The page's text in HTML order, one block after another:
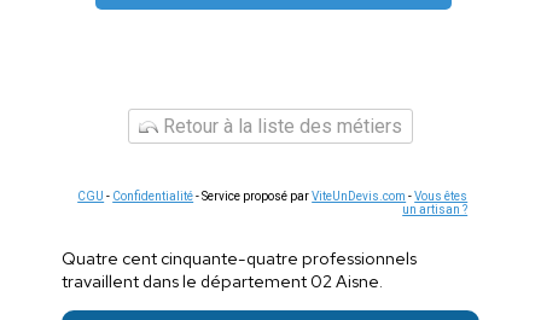
Retour à la liste des métiers
CGU - Confidentialité- Service proposé parViteUnDevis.com -Vous êtes
un artisan ?
Quatre cent cinquante-quatre professionnels
travaillent dans le département 02 Aisne.